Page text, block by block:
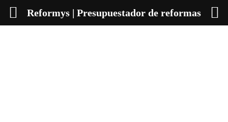
Reformys | Presupuestador de reformas